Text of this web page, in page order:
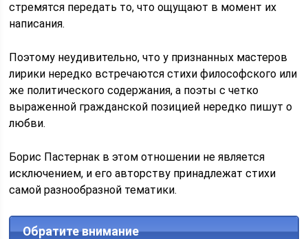
стремятся передать то, что ощущают в момент их
написания.
Поэтому неудивительно, что у признанных мастеров
лирики нередко встречаются стихи философского или
же политического содержания, а поэты с четко
выраженной гражданской позицией нередко пишут о
любви.
Борис Пастернак в этом отношении не является
исключением, и его авторству принадлежат стихи
самой разнообразной тематики.
Обратите внимание